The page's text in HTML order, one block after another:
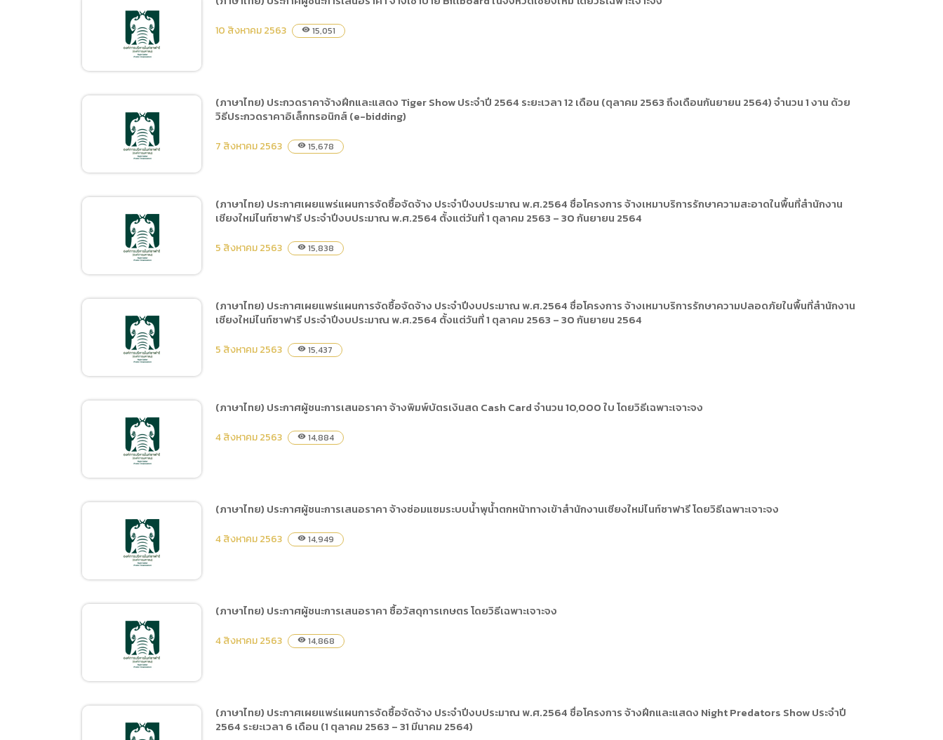
(ภาษาไทย) การเปิดเผยข้อมูลสาธารณะขององค์กร พ.ศ. 2569
Data utilization (Open Data)
(ภาษาไทย) ประกวดราคาจ้าง
ฝึกและแสดง Night
Predators Show ประจำปี
2564 ระยะเวลา 6 เดือน (1
ตุลาคม 2563 ถึง 31 มีนาคม
2564) ด้วยวิธีประกวดราคา
อิเล็กทรอนิกส์ (e-bidding)
(ภาษาไทย) ประกาศผู้ชนะ
การเสนอราคา จ้างเช่าป้าย
Billboard ในจังหวัด
เชียงใหม่ โดยวิธีเฉพาะ
เจาะจง
10 สิงหาคม 2563 visibility 15,051
(ภาษาไทย) ประกวดราคาจ้าง
ฝึกและแสดง Tiger Show
ประจำปี 2564 ระยะเวลา 12
เดือน (ตุลาคม 2563 ถึง
เดือนกันยายน 2564)
จำนวน 1 งาน ด้วยวิธี
ประกวดราคาอิเล็กทรอนิกส์
(e-bidding)
(ภาษาไทย) ประกวดราคาจ้างฝึกและแสดง Tiger Show ประจำปี 2564 ระยะเวลา 12 เดือน (ตุลาคม 2563 ถึงเดือนกันยายน 2564) จำนวน 1 งาน ด้วย
วิธีประกวดราคาอิเล็กทรอนิกส์ (e-bidding)
7 สิงหาคม 2563 visibility 15,678
(ภาษาไทย) ประกาศเผยแพร่
แผนการจัดซื้อจัดจ้าง ประจำ
ปีงบประมาณ พ.ศ.2564 ชื่อ
โครงการ จ้างเหมาบริการ
รักษาความสะอาดในพื้นที่
สำนักงานเชียงใหม่ไนท์
ซาฟารี ประจำปีงบประมาณ
พ.ศ.2564 ตั้งแต่วันที่ 1
ตุลาคม 2563 – 30 กันยายน
(ภาษาไทย) ประกาศเผยแพร่แผนการจัดซื้อจัดจ้าง ประจำปีงบประมาณ พ.ศ.2564 ชื่อโครงการ จ้างเหมาบริการรักษาความสะอาดในพื้นที่สำนักงาน
เชียงใหม่ไนท์ซาฟารี ประจำปีงบประมาณ พ.ศ.2564 ตั้งแต่วันที่ 1 ตุลาคม 2563 – 30 กันยายน 2564
5 สิงหาคม 2563 visibility 15,838
(ภาษาไทย) ประกาศเผยแพร่
แผนการจัดซื้อจัดจ้าง ประจำ
ปีงบประมาณ พ.ศ.2564 ชื่อ
โครงการ จ้างเหมาบริการ
รักษาความปลอดภัยในพื้นที่
สำนักงานเชียงใหม่ไนท์
ซาฟารี ประจำปีงบประมาณ
พ.ศ.2564 ตั้งแต่วันที่ 1
ตุลาคม 2563 – 30 กันยายน
(ภาษาไทย) ประกาศเผยแพร่แผนการจัดซื้อจัดจ้าง ประจำปีงบประมาณ พ.ศ.2564 ชื่อโครงการ จ้างเหมาบริการรักษาความปลอดภัยในพื้นที่สำนักงาน
เชียงใหม่ไนท์ซาฟารี ประจำปีงบประมาณ พ.ศ.2564 ตั้งแต่วันที่ 1 ตุลาคม 2563 – 30 กันยายน 2564
5 สิงหาคม 2563 visibility 15,437
(ภาษาไทย) ประกาศผู้ชนะ
การเสนอราคา จ้างพิมพ์บัตร
เงินสด Cash Card จำนวน
10,000 ใบ โดยวิธีเฉพาะ
เจาะจง
(ภาษาไทย) ประกาศผู้ชนะการเสนอราคา จ้างพิมพ์บัตรเงินสด Cash Card จำนวน 10,000 ใบ โดยวิธีเฉพาะเจาะจง
4 สิงหาคม 2563 visibility 14,884
(ภาษาไทย) ประกาศผู้ชนะ
การเสนอราคา จ้างซ่อมแซม
ระบบน้ำพุน้ำตกหน้าทางเข้า
สำนักงานเชียงใหม่ไนท์
ซาฟารี โดยวิธีเฉพาะเจาะจง
(ภาษาไทย) ประกาศผู้ชนะการเสนอราคา จ้างซ่อมแซมระบบน้ำพุน้ำตกหน้าทางเข้าสำนักงานเชียงใหม่ไนท์ซาฟารี โดยวิธีเฉพาะเจาะจง
4 สิงหาคม 2563 visibility 14,949
(ภาษาไทย) ประกาศผู้ชนะ
(ภาษาไทย) ประกาศผู้ชนะการเสนอราคา ซื้อวัสดุการเกษตร โดยวิธีเฉพาะเจาะจง
4 สิงหาคม 2563 visibility 14,868
(ภาษาไทย) ประกาศเผยแพร่แผนการจัดซื้อจัดจ้าง ประจำปีงบประมาณ พ.ศ.2564 ชื่อโครงการ จ้างฝึกและแสดง Night Predators Show ประจำปี
2564 ระยะเวลา 6 เดือน (1 ตุลาคม 2563 – 31 มีนาคม 2564)